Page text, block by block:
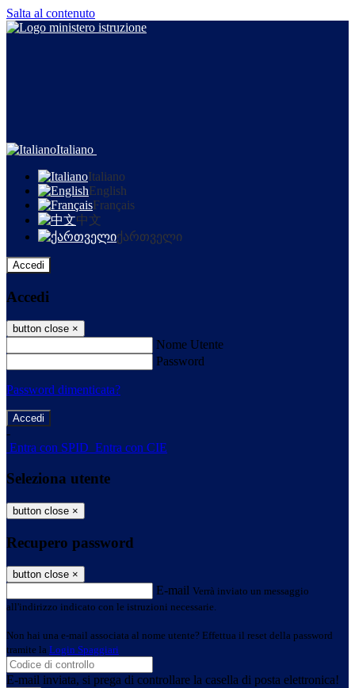
Salta al contenuto
Italiano
Italiano
English
Français
中文
ქართველი
Accedi
Accedi
button close ×
Nome Utente
Password
Password dimenticata?
-
Entra con SPID Entra con CIE
Seleziona utente
button close ×
Recupero password
button close ×
E-mail Verrà inviato un messaggio
all'indirizzo indicato con le istruzioni necessarie.
Non hai una e-mail associata al nome utente? Effettua il reset della password
tramite la Login Spaggiari
E-mail inviata, si prega di controllare la casella di posta elettronica!